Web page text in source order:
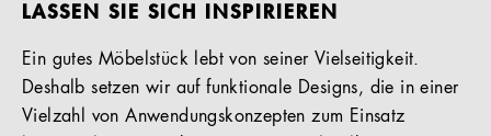
LASSEN SIE SICH INSPIRIEREN
Ein gutes Möbelstück lebt von seiner Vielseitigkeit.
Deshalb setzen wir auf funktionale Designs, die in einer
Vielzahl von Anwendungskonzepten zum Einsatz